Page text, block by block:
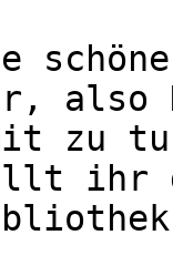
also
zu
ihr